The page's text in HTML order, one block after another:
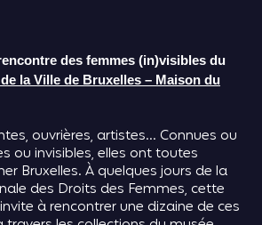
des femmes (in)visibles du
la Ville de Bruxelles – Maison du
ouvrières, artistes… Connues ou
ou invisibles, elles ont toutes
Bruxelles. À quelques jours de la
des Droits des Femmes, cette
à rencontrer une dizaine de ces